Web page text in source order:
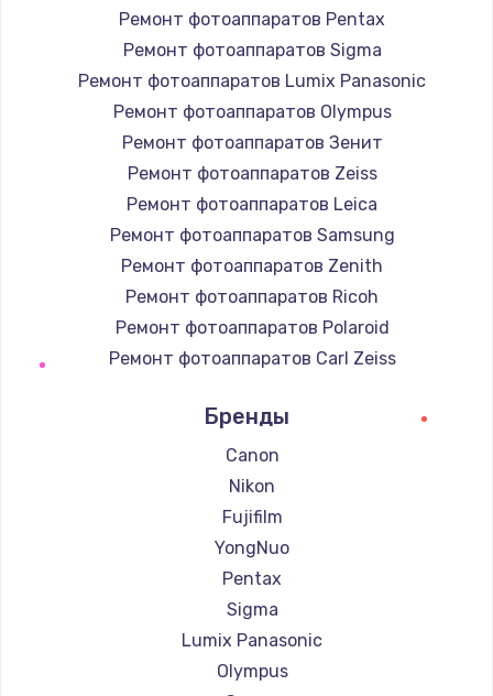
Ремонт фотоаппаратов Pentax
Ремонт фотоаппаратов Sigma
Ремонт фотоаппаратов Lumix Panasonic
Ремонт фотоаппаратов Olympus
Ремонт фотоаппаратов Зенит
Ремонт фотоаппаратов Zeiss
Ремонт фотоаппаратов Leica
Ремонт фотоаппаратов Samsung
Ремонт фотоаппаратов Zenith
Ремонт фотоаппаратов Ricoh
Ремонт фотоаппаратов Polaroid
Ремонт фотоаппаратов Carl Zeiss
Ремонт фотоаппаратов LUMIX
Ремонт фотоаппаратов Kodak
Ремонт фотоаппаратов Blackmagic
Бренды
Canon
Nikon
Fujifilm
YongNuo
Pentax
Sigma
Lumix Panasonic
Olympus